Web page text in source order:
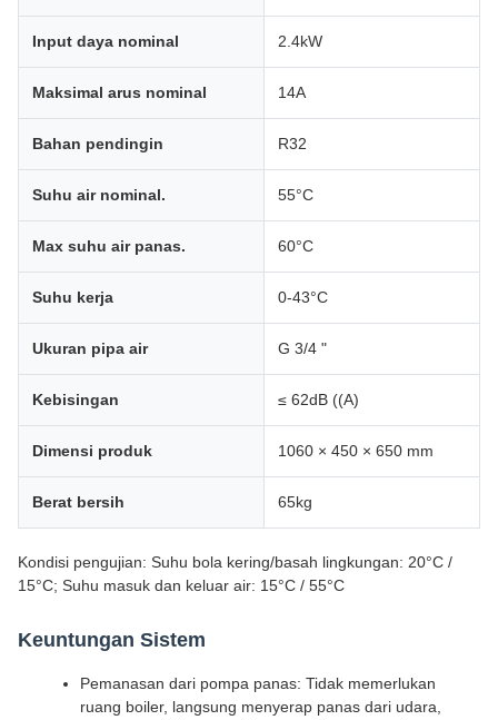
Input daya nominal 2.4kW
Maksimal arus nominal 14A
Bahan pendingin R32
Suhu air nominal. 55°C
Max suhu air panas. 60°C
Suhu kerja 0-43°C
Ukuran pipa air G 3/4 "
Kebisingan ≤ 62dB ((A)
Dimensi produk 1060 × 450 × 650 mm
Berat bersih 65kg
Kondisi pengujian: Suhu bola kering/basah lingkungan: 20°C /
15°C; Suhu masuk dan keluar air: 15°C / 55°C
Keuntungan Sistem
Pemanasan dari pompa panas: Tidak memerlukan
ruang boiler, langsung menyerap panas dari udara,